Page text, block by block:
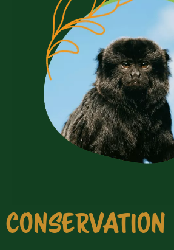
CONSERVATION